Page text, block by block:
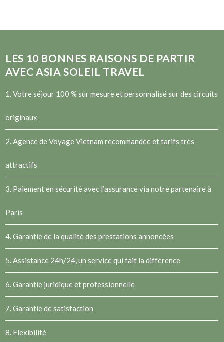
LES 10 BONNES RAISONS DE PARTIR
AVEC ASIA SOLEIL TRAVEL
1. Votre séjour 100 % sur mesure et personnalisé sur des circuits
originaux
2.Agence de Voyage Vietnam recommandée et tarifs très
attractifs
3. Paiement en sécurité avec l’assurance via notre partenaire à
Paris
4. Garantie de la qualité des prestations annoncées
5. Assistance 24h/24, un service qui fait la différence
6. Garantie juridique et professionnelle
7. Garantie de satisfaction
8. Flexibilité